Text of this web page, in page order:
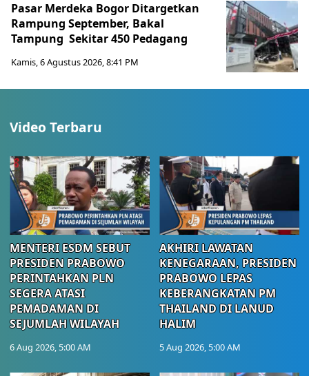
Pasar Merdeka Bogor Ditargetkan
Rampung September, Bakal
Tampung Sekitar 450 Pedagang
Kamis, 6 Agustus 2026, 8:41 PM
Video Terbaru
MENTERI ESDM SEBUT
PRESIDEN PRABOWO
PERINTAHKAN PLN
SEGERA ATASI
PEMADAMAN DI
SEJUMLAH WILAYAH
6 Aug 2026, 5:00 AM
AKHIRI LAWATAN
KENEGARAAN, PRESIDEN
PRABOWO LEPAS
KEBERANGKATAN PM
THAILAND DI LANUD
HALIM
5 Aug 2026, 5:00 AM